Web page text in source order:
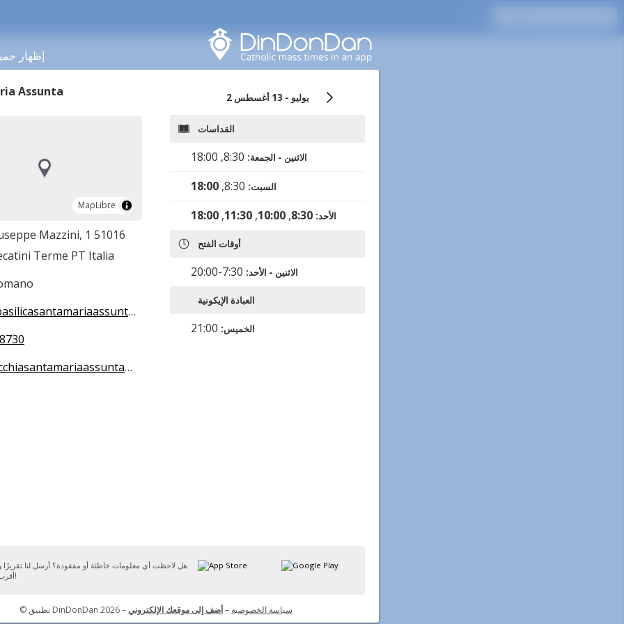
إظهار
Assunta
MapLibre
MapLibre
Mazzini, 1 51016
Terme PT Italia
2 يوليو - 13 أغسطس
القداسات
الاثنين - الجمعة:
السبت: 18:00
الأحد: 8:30
,
10:00
,
11:30
,
18:00
أوقات الفتح
الاثنين - الأحد:
العبادة الإيكونية
الخميس:
هل لاحظت أي معلومات خاطئة أو مفقودة؟ أرسل لنا
أقرب وقت ممكن!
© تطبيق DinDonDan 2026 – سياسة الخصوصية –أضف إلى موقعك الإلكتروني